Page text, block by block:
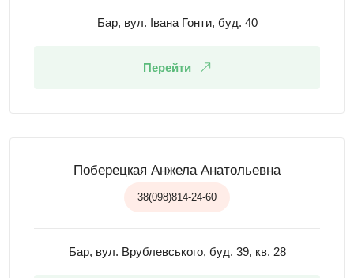
Бар, вул. Івана Гонти, буд. 40
Перейти
Поберецкая Анжела Анатольевна
38(098)814-24-60
Бар, вул. Врублевського, буд. 39, кв. 28